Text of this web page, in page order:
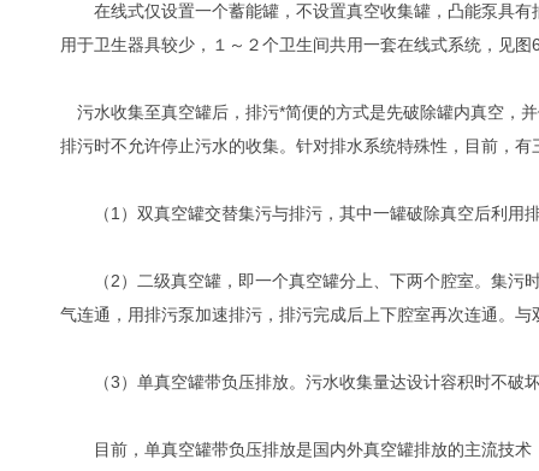
在线式仅设置一个蓄能罐，不设置真空收集罐，凸能泵具有
用于卫生器具较少，１～２个卫生间共用一套在线式系统，见
污水收集至真空罐后，排污*简便的方式是先破除罐内真空，
排污时不允许停止污水的收集。针对排水系统特殊性，目前，
（1）双真空罐交替集污与排污，其中一罐破除真空后利用
（2）二级真空罐，即一个真空罐分上、下两个腔室。集污
气连通，用排污泵加速排污，排污完成后上下腔室再次连通。
（3）单真空罐带负压排放。污水收集量达设计容积时不破
目前，单真空罐带负压排放是国内外真空罐排放的主流技术